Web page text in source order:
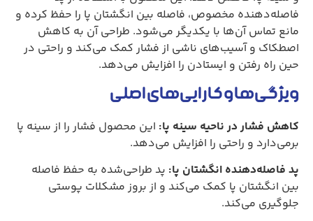
فاصله‌دهنده مخصوص، فاصله بین انگشتان پا را حفظ کرده و
مانع تماس آن‌ها با یکدیگر می‌شود. طراحی آن به کاهش
اصطکاک و آسیب‌های ناشی از فشار کمک می‌کند و راحتی در
حین راه رفتن و ایستادن را افزایش می‌دهد.
ویژگی‌ها و کارایی‌های اصلی
کاهش فشار در ناحیه سینه پا: این محصول فشار را از سینه پا
برمی‌دارد و راحتی را افزایش می‌دهد.
پد فاصله‌دهنده انگشتان پا: پد طراحی‌شده به حفظ فاصله
بین انگشتان پا کمک می‌کند و از بروز مشکلات پوستی
جلوگیری می‌کند.